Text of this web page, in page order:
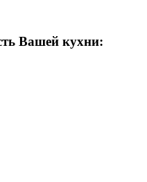
Вашей кухни: